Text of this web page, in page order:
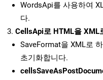
WordsApi를 사용하여
다.
CellsApi로 HTML을 XML
SaveFormat을 XML로
초기화합니다.